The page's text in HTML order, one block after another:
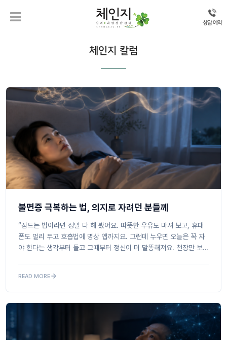
상담 예약
체인지 칼럼
불면증 극복하는 법, 의지로 자려던 분들께
“잠드는 법이라면 정말 다 해 봤어요. 따뜻한 우유도 마셔 보고, 휴대
폰도 멀리 두고 호흡법에 명상 앱까지요. 그런데 누우면 오늘은 꼭 자
야 한다는 생각부터 들고 그때부터 정신이 더 말똥해져요. 천장만 보
READ MORE